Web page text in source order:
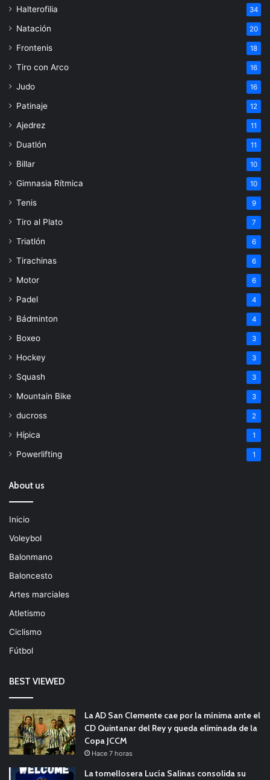
Halterofilia 34
Natación 20
Frontenis 18
Tiro con Arco 16
Judo 16
Patinaje 12
Ajedrez 11
Duatlón 11
Billar 10
Gimnasia Rítmica 10
Tenis 9
Tiro al Plato 7
Triatlón 6
Tirachinas 6
Motor 6
Padel 4
Bádminton 4
Boxeo 3
Hockey 3
Squash 3
Mountain Bike 3
ducross 2
Hípica 1
Powerlifting 1
About us
Inicio
Voleybol
Balonmano
Baloncesto
Artes marciales
Atletismo
Ciclismo
Fútbol
BEST VIEWED
La AD San Clemente cae por la mínima ante el
CD Quintanar del Rey y queda eliminada de la
Copa JCCM
Hace 7 horas
La tomellosera Lucía Salinas consolida su